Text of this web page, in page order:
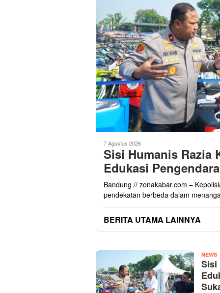
7 Agustus 2026
Sisi Humanis Razia
Edukasi
Bandung // zonakabar.com –
pendekatan berbeda dalam
BERITA UTAMA LAINNYA
MEDIA
INFORMASI
TANPA
BATAS
NEWS
Sisi